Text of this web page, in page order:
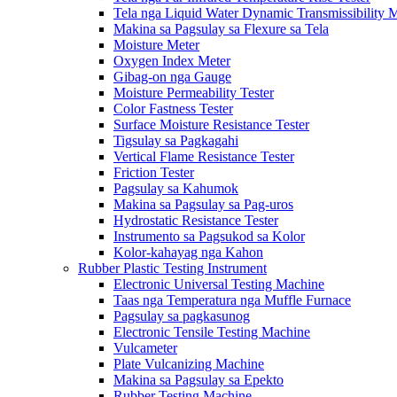
Tela nga Liquid Water Dynamic Transmissibility
Makina sa Pagsulay sa Flexure sa Tela
Moisture Meter
Oxygen Index Meter
Gibag-on nga Gauge
Moisture Permeability Tester
Color Fastness Tester
Surface Moisture Resistance Tester
Tigsulay sa Pagkagahi
Vertical Flame Resistance Tester
Friction Tester
Pagsulay sa Kahumok
Makina sa Pagsulay sa Pag-uros
Hydrostatic Resistance Tester
Instrumento sa Pagsukod sa Kolor
Kolor-kahayag nga Kahon
Rubber Plastic Testing Instrument
Electronic Universal Testing Machine
Taas nga Temperatura nga Muffle Furnace
Pagsulay sa pagkasunog
Electronic Tensile Testing Machine
Vulcameter
Plate Vulcanizing Machine
Makina sa Pagsulay sa Epekto